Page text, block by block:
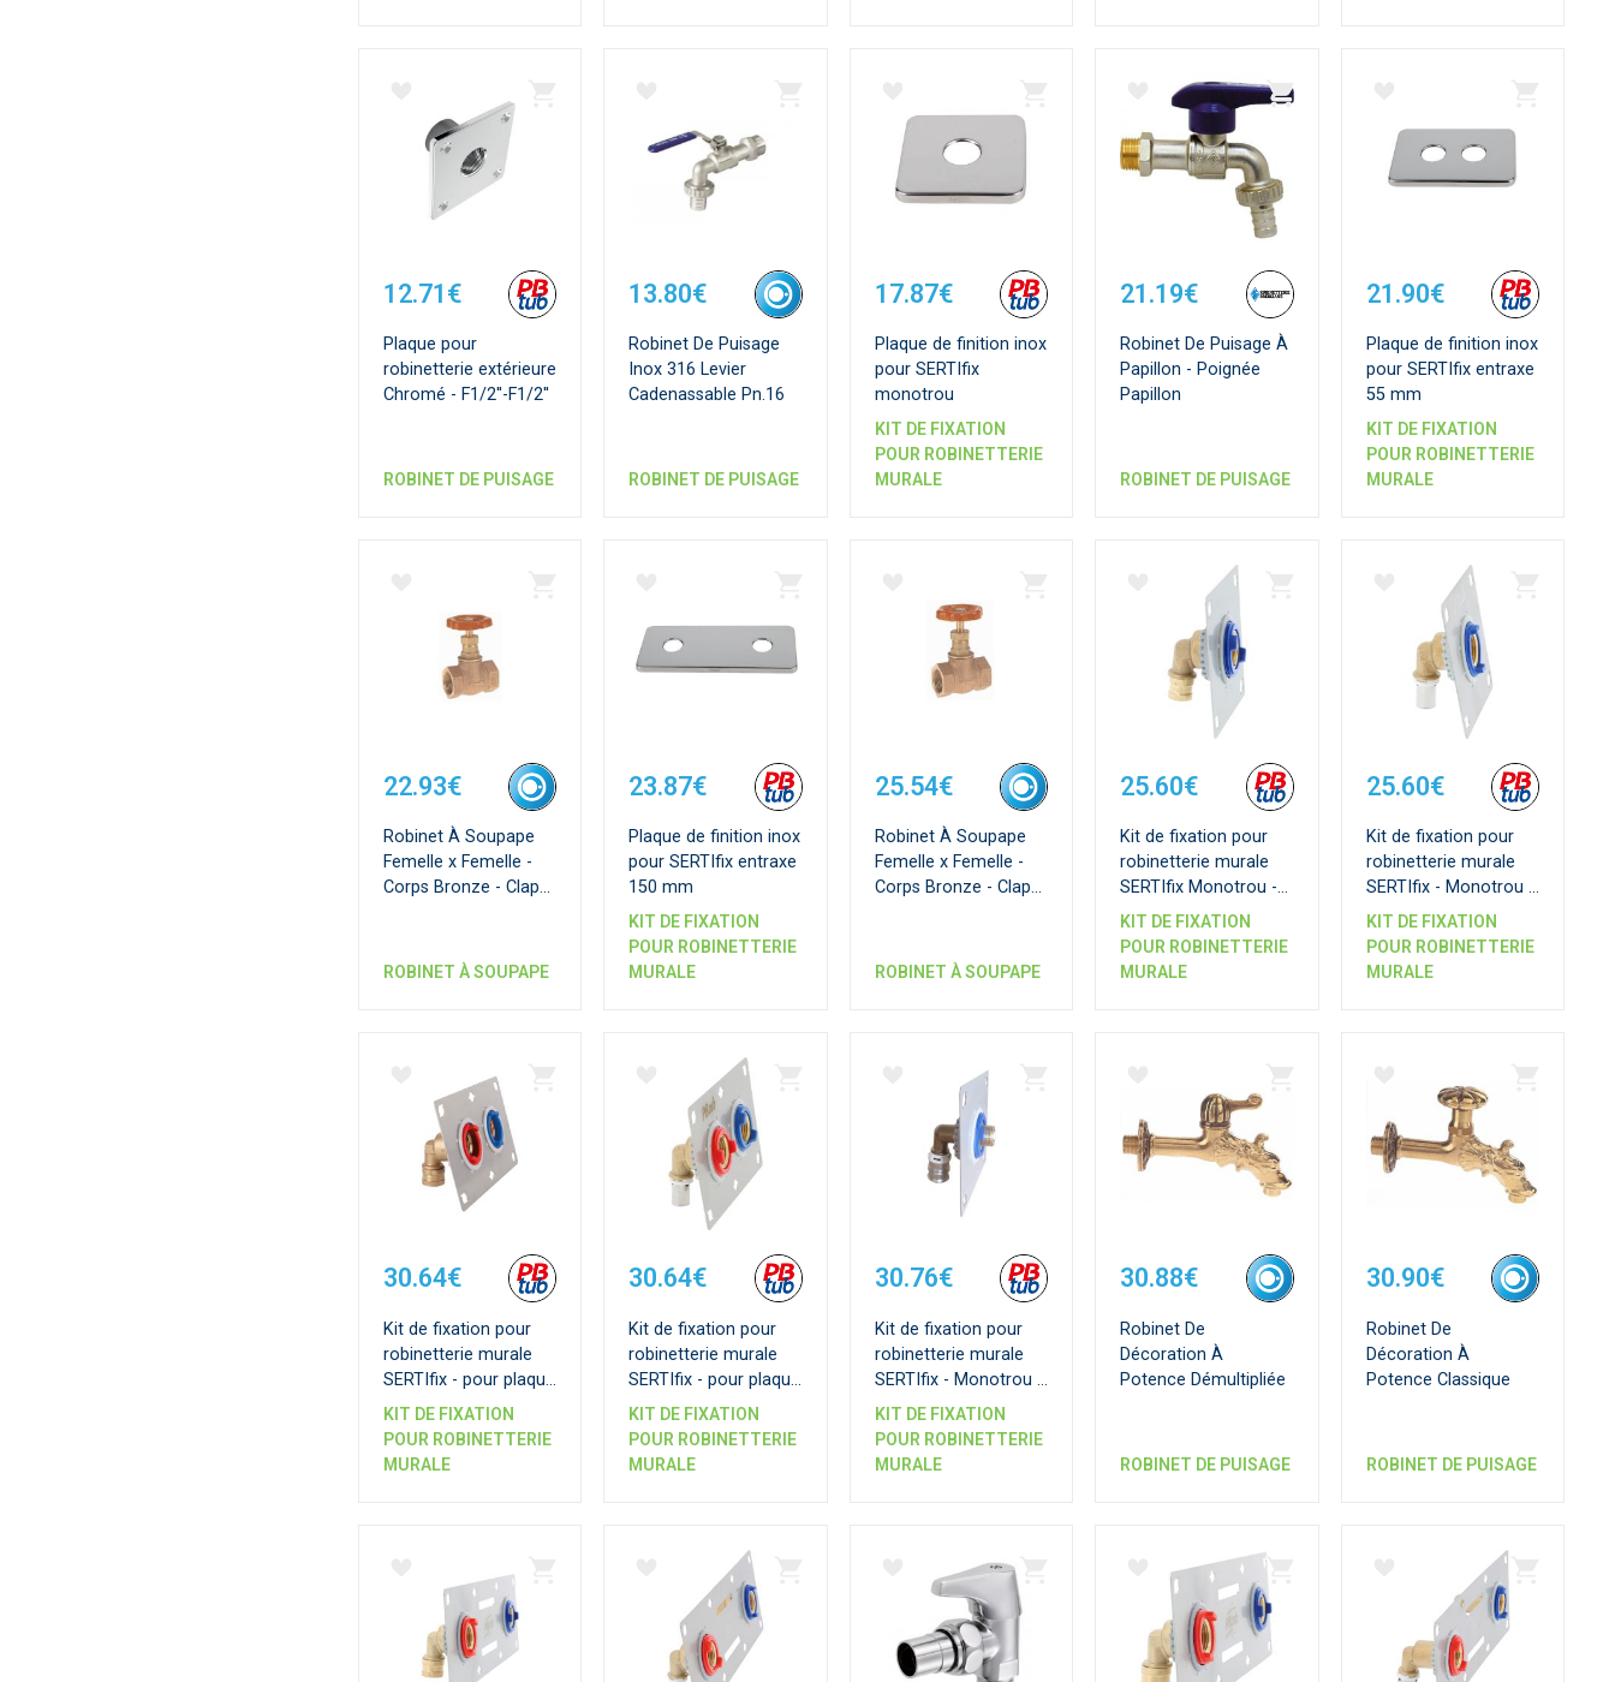
12.71€
Plaque pour
robinetterie extérieure
Chromé - F1/2''-F1/2''
ROBINET DE PUISAGE
13.80€
Robinet De Puisage
Inox 316 Levier
Cadenassable Pn.16
ROBINET DE PUISAGE
17.87€
Plaque de finition inox
pour SERTIfix
monotrou
KIT DE FIXATION
POUR ROBINETTERIE
MURALE
21.19€
Robinet De Puisage À
Papillon - Poignée
Papillon
ROBINET DE PUISAGE
21.90€
Plaque de finition inox
pour SERTIfix entraxe
55 mm
KIT DE FIXATION
POUR ROBINETTERIE
MURALE
22.93€
Robinet À Soupape
Femelle x Femelle -
Corps Bronze - Clapet
ROBINET À SOUPAPE
23.87€
Plaque de finition inox
pour SERTIfix entraxe
150 mm
KIT DE FIXATION
POUR ROBINETTERIE
MURALE
25.54€
Robinet À Soupape
Femelle x Femelle -
Corps Bronze - Clapet
ROBINET À SOUPAPE
25.60€
Kit de fixation pour
robinetterie murale
SERTIfix Monotrou -
pour plaque 13 mm -
Raccords PER à
Glissement SERTIgliss
KIT DE FIXATION
POUR ROBINETTERIE
MURALE
25.60€
Kit de fixation pour
robinetterie murale
SERTIfix - Monotrou -
pour plaque 13 mm -
Raccords à Sertir
SERTIpress
KIT DE FIXATION
POUR ROBINETTERIE
MURALE
30.64€
Kit de fixation pour
robinetterie murale
SERTIfix - pour plaque
13 mm - Ecartement
55 mm - Raccords
PER à Glissement
KIT DE FIXATION
POUR ROBINETTERIE
MURALE
30.64€
Kit de fixation pour
robinetterie murale
SERTIfix - pour plaque
13 mm - Entraxe 55
mm - Raccords à
Sertir SERTIpress
KIT DE FIXATION
POUR ROBINETTERIE
MURALE
30.76€
Kit de fixation pour
robinetterie murale
SERTIfix - Monotrou -
pour plaque 13 mm -
Raccords
Multicouche Alpex-
KIT DE FIXATION
POUR ROBINETTERIE
MURALE
30.88€
Robinet De
Décoration À
Potence Démultipliée
ROBINET DE PUISAGE
30.90€
Robinet De
Décoration À
Potence Classique
ROBINET DE PUISAGE